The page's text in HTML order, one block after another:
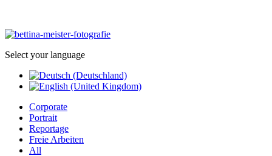
Select your language
Corporate
Portrait
Reportage
Freie Arbeiten
All